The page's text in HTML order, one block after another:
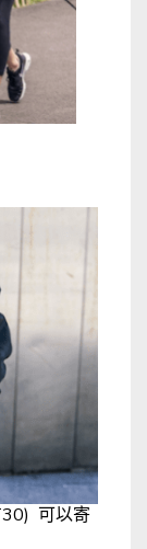
可以寄